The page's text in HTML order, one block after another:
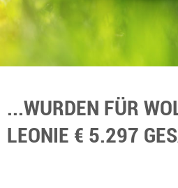
...WURDEN FÜR
LEONIE € 5.297